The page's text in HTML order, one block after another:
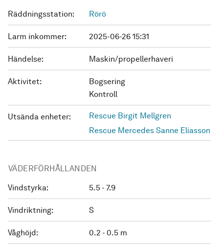
Räddningsstation: Rörö
Larm inkommer: 2025-06-26 15:31
Händelse: Maskin/propellerhaveri
Aktivitet:
Bogsering
Kontroll
Utsända enheter:
Rescue Birgit Mellgren
Rescue Mercedes Sanne Eliasson
VÄDERFÖRHÅLLANDEN
Vindstyrka: 5.5 - 7.9
Vindriktning: S
Våghöjd: 0.2 - 0.5 m